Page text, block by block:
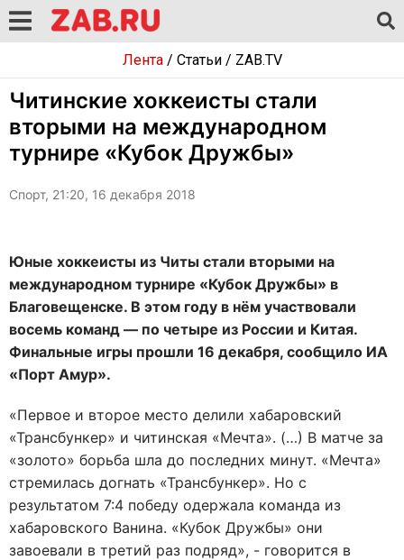
Лента/ Статьи/ ZAB.TV
Читинские хоккеисты стали
вторыми на международном
турнире «Кубок Дружбы»
Спорт, 21:20, 16 декабря 2018
Юные хоккеисты из Читы стали вторыми на
международном турнире «Кубок Дружбы» в
Благовещенске. В этом году в нём участвовали
восемь команд — по четыре из России и Китая.
Финальные игры прошли 16 декабря, сообщило ИА
«Порт Амур».
«Первое и второе место делили хабаровский
«Трансбункер» и читинская «Мечта». (…) В матче за
«золото» борьба шла до последних минут. «Мечта»
стремилась догнать «Трансбункер». Но с
результатом 7:4 победу одержала команда из
хабаровского Ванина. «Кубок Дружбы» они
завоевали в третий раз подряд», - говорится в